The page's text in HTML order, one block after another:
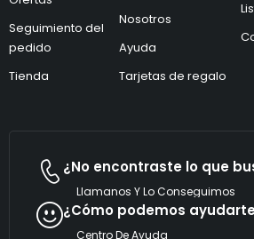
Seguimiento del
pedido
Tienda
Nosotros
Ayuda
Tarjetas de regalo
r
r
e
o
c
o
¿No encontraste lo que
Llamanos Y Lo Conseguimos
¿Cómo podemos
Centro De Ayuda